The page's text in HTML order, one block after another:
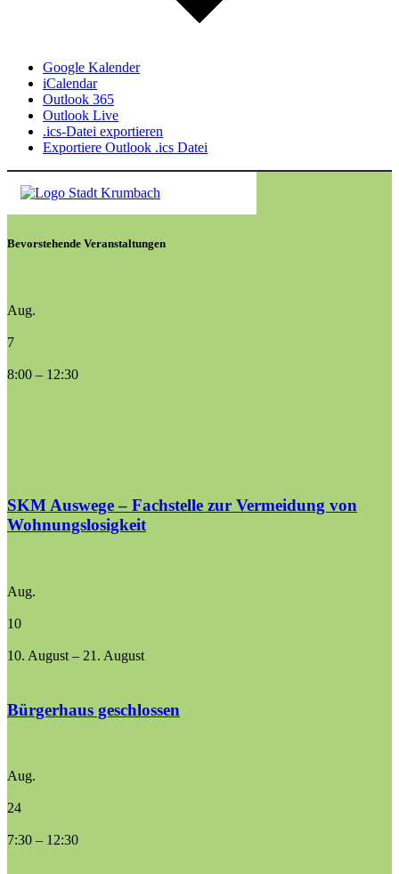
Google Kalender
iCalendar
Outlook 365
Outlook Live
.ics-Datei exportieren
Exportiere Outlook .ics Datei
Bevorstehende Veranstaltungen
Aug.
7
8:00 – 12:30
SKM Auswege – Fachstelle zur Vermeidung von
Wohnungslosigkeit
Aug.
10
10. August – 21. August
Bürgerhaus geschlossen
Aug.
24
7:30 – 12:30